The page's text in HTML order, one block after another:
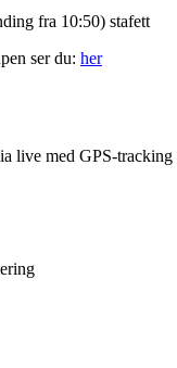
fra 10:50) stafett
ser du: her
live med GPS-tracking